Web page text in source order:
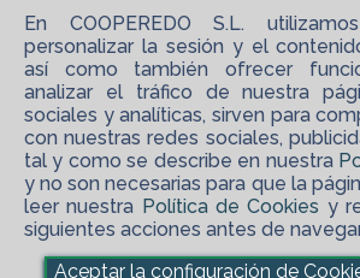
©2026 COOPEREDO
En COOPEREDO S.L.
personalizar la sesión y el
así como también ofrecer
analizar el tráfico de nuestra
sociales y analíticas, sirven para
con nuestras redes sociales,
tal y como se describe en nuestra
y no son necesarias para que la
leer nuestra Política de Cookies y
siguientes acciones antes de
Aceptar la configuración de